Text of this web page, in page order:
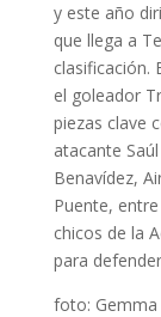
y este año
que llega a
clasificación.
el goleador
piezas clave
atacante
Benavídez,
Puente,
chicos de la
para
foto: Gemma